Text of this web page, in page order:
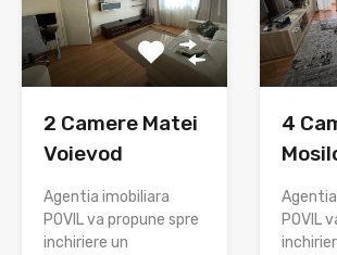
2 Camere Matei
Voievod
Agentia imobiliara
POVIL va propune spre
inchiriere un
4
POVIL